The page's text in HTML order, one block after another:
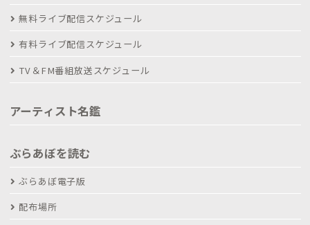
無料ライブ配信スケジュール
有料ライブ配信スケジュール
TV＆FM番組放送スケジュール
アーティスト名鑑
ぶらあぼを読む
ぶらあぼ電子版
配布場所